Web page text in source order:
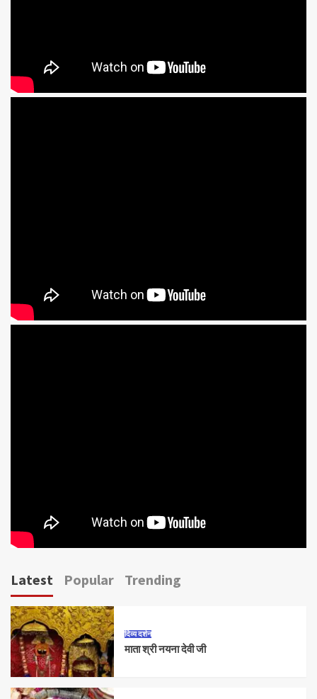
Latest Popular Trending
दिव्य दर्शन
माता श्री नयना देवी जी